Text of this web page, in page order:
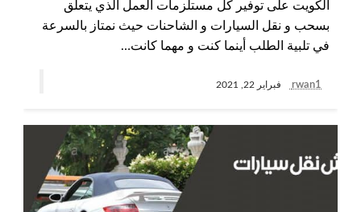
الكويت على توفير كل مستلزمات العمل الذي يتعلق
بسحب و نقل السيارات و الشاحنات حيث نمتاز بالسرعة
في تلبية الطلب أينما كنت و مهما كانت…
rwan1 فبراير 22, 2021